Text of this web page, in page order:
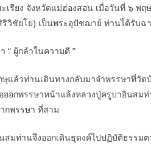
ะเรียง จังหวัดแม่ฮ่องสอน เมื่อวันที่ ๖
ริวิชัยโย) เป็นพระอุปัชฌาย์ ท่านได้รับฉ
“ ผู้กล้าในความดี ”
แล้วท่านเดินทางกลับมาจำพรรษาที่วั
อกพรรษาหน้าแล้งหลวงปู่ครูบาอินสม
กพรรษา ที่สาม
มท่านจึงออกเดินธุดงค์ไปปฏิบัติธรรม